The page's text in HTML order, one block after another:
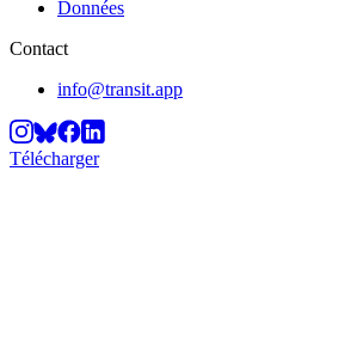
Données
Contact
info@transit.app
Télécharger